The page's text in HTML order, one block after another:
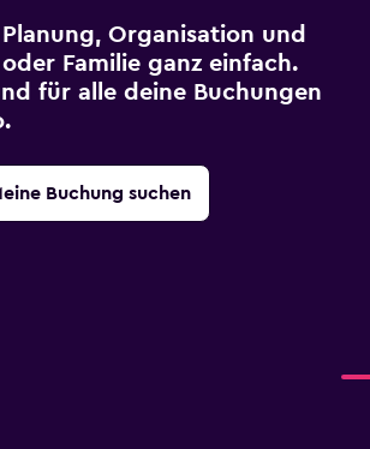
Organisation und
Familie ganz einfach.
für alle deine Buchungen
Buchung suchen